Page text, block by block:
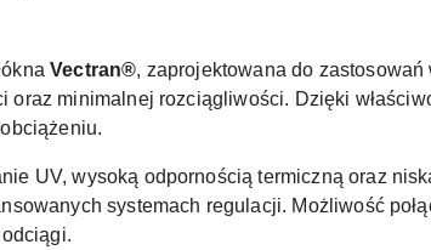
Vectran®, zaprojektowana do zastosowań
minimalnej rozciągliwości. Dzięki
UV, wysoką odpornością termiczną oraz
systemach regulacji. Możliwość